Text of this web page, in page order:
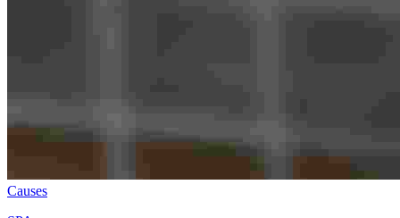
Causes